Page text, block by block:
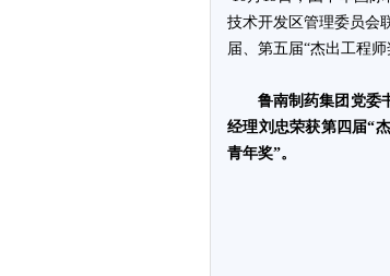
技术开发区管理委员会
届、第五届“杰出工程
鲁南制药集团党委
经理刘忠荣获第四届“
青年奖”。